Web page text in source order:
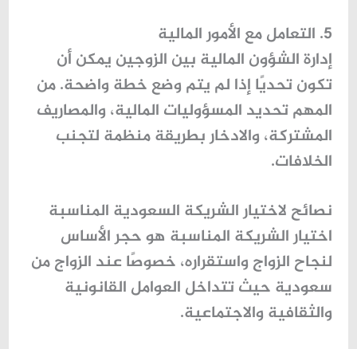
5. التعامل مع الأمور المالية
إدارة الشؤون المالية بين الزوجين يمكن أن
تكون تحديًا إذا لم يتم وضع خطة واضحة. من
المهم تحديد المسؤوليات المالية، والمصاريف
المشتركة، والادخار بطريقة منظمة لتجنب
الخلافات.
نصائح لاختيار الشريكة السعودية المناسبة
اختيار الشريكة المناسبة هو حجر الأساس
لنجاح الزواج واستقراره، خصوصًا عند الزواج من
سعودية حيث تتداخل العوامل القانونية
والثقافية والاجتماعية.